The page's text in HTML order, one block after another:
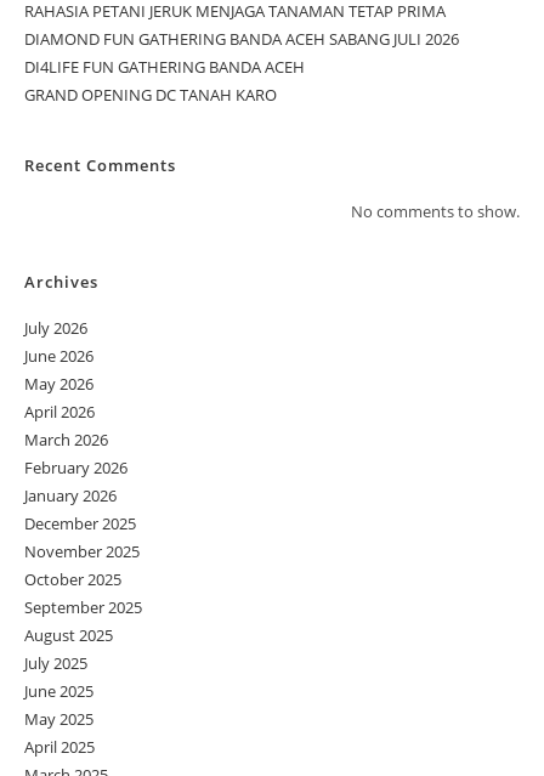
RAHASIA PETANI JERUK MENJAGA TANAMAN TETAP PRIMA
DIAMOND FUN GATHERING BANDA ACEH SABANG JULI 2026
DI4LIFE FUN GATHERING BANDA ACEH
GRAND OPENING DC TANAH KARO
Recent Comments
No comments to show.
Archives
July 2026
June 2026
May 2026
April 2026
March 2026
February 2026
January 2026
December 2025
November 2025
October 2025
September 2025
August 2025
July 2025
June 2025
May 2025
April 2025